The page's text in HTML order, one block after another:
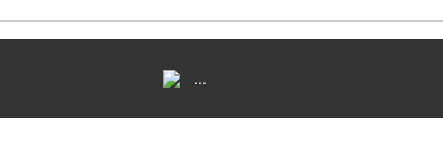
...